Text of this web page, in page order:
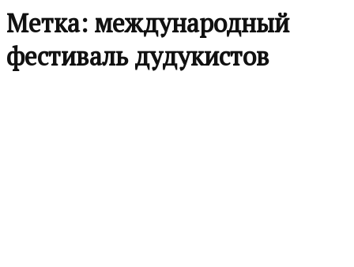
Метка: международный
фестиваль дудукистов